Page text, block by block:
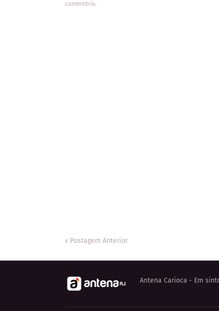
comentário.
Postagem Anterior
Antena Carioca - Em